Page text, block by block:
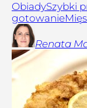
ObiadySzybki
gotowanie
Renata